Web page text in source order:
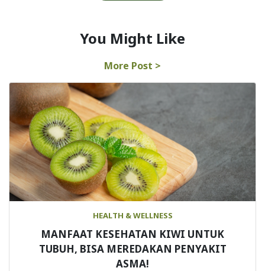
You Might Like
More Post >
HEALTH & WELLNESS
MANFAAT KESEHATAN KIWI UNTUK
TUBUH, BISA MEREDAKAN PENYAKIT
ASMA!